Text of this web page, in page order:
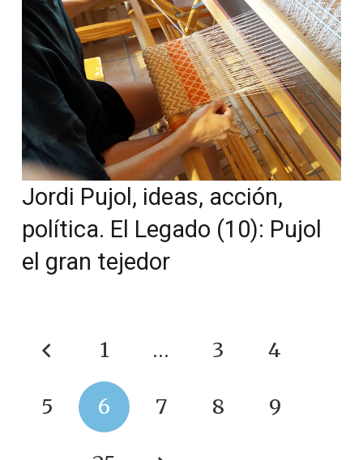
Jordi Pujol, ideas, acción,
política. El Legado (10): Pujol
el gran tejedor
1 … 3 4
5 6 7 8 9